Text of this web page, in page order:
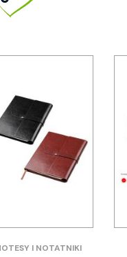
I NOTATNIKI